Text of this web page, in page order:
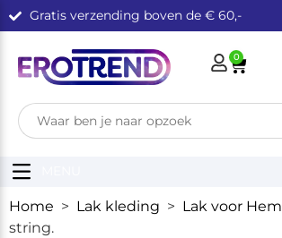
Gratis verzending boven de € 60,-
0
Home > Lak kleding > Lak voor Hem
string.